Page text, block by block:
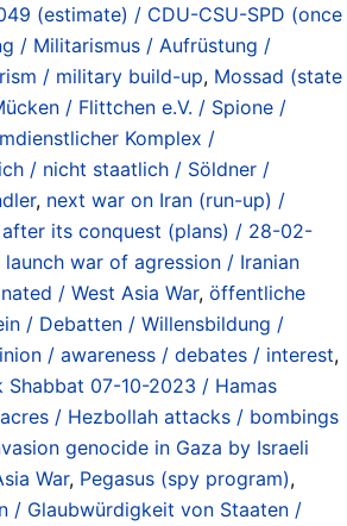
(estimate) / CDU-CSU-SPD (once
/ Militarismus / Aufrüstung /
/ military build-up, Mossad (state
/ Flittchen e.V. / Spione /
Komplex /
/ nicht staatlich / Söldner /
, next war on Iran (run-up) /
its conquest (plans) / 28-02-
war of agression / Iranian
/ West Asia War, öffentliche
/ Debatten / Willensbildung /
/ awareness / debates / interest,
Shabbat 07-10-2023 / Hamas
/ Hezbollah attacks / bombings
genocide in Gaza by Israeli
War, Pegasus (spy program),
/ Glaubwürdigkeit von Staaten /